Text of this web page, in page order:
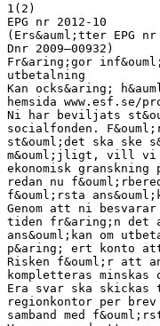
1(2)
EPG nr 2012-10
(Ers&auml;tter EPG nr
Dnr 2009–00932)
Fr&aring;gor
utbetalning
Kan ocks&aring;
hemsida www.esf.se/
Ni har beviljats
socialfonden.
st&ouml;det ska ske
m&ouml;jligt, vill vi
ekonomisk granskning
redan nu
f&ouml;rsta
Genom att ni
tiden fr&aring;n
ans&ouml;kan om
p&aring; ert konto
Risken f&ouml;r att
kompletteras minskas
Era svar ska
regionkontor per
samband med